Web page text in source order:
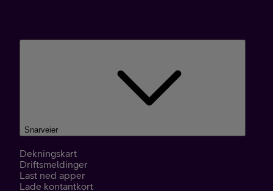
Snarveier
Dekningskart
Driftsmeldinger
Last ned apper
Lade kontantkort